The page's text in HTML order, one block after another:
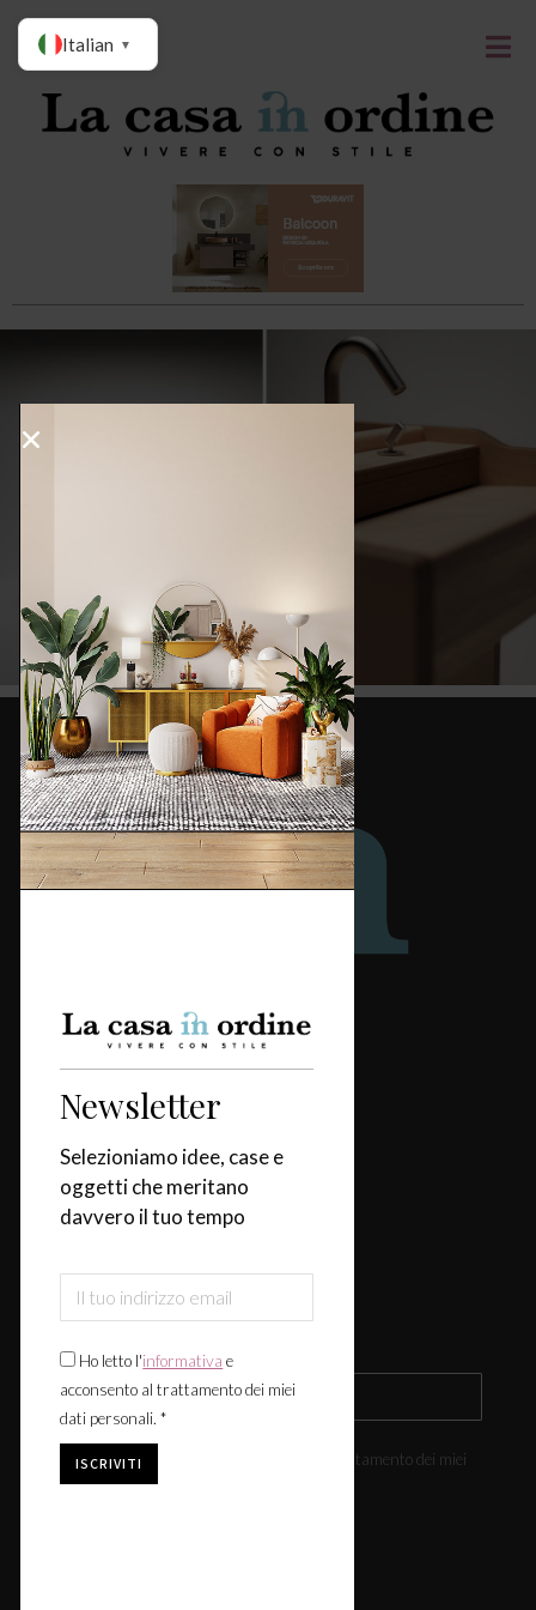
Categorie
Casa
Design & Tendenze
Tavola
Fiere & Eventi
Iscriviti alla newsletter
Ho letto l'informativa
e acconsento al trattamento dei miei
dati personali. *
Italian ▼
Newsletter
Selezioniamo idee, case e
oggetti che meritano
davvero il tuo tempo
Ho letto l'informativa e
acconsento al trattamento dei miei
dati personali. *